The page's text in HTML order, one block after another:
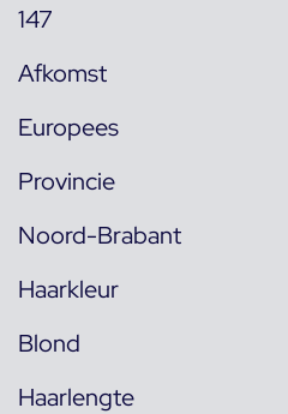
147
Afkomst
Europees
Provincie
Noord-Brabant
Haarkleur
Blond
Haarlengte